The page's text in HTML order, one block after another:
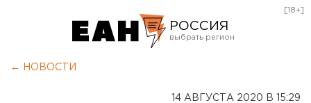
РОССИЯ
[18+]
← НОВОСТИ
14 АВГУСТА 2020 В 15:29